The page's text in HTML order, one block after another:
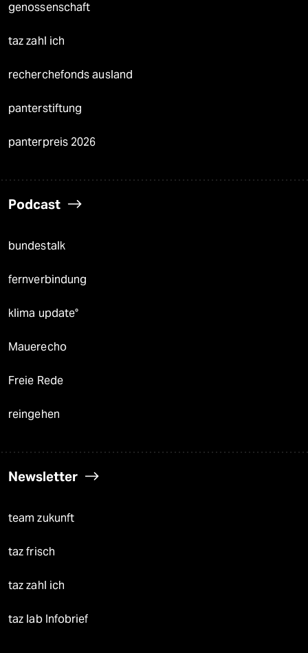
genossenschaft
taz zahl ich
recherchefonds ausland
panterstiftung
panterpreis 2026
Podcast
bundestalk
fernverbindung
klima update°
Mauerecho
Freie Rede
reingehen
Newsletter
team zukunft
taz frisch
taz zahl ich
taz lab Infobrief